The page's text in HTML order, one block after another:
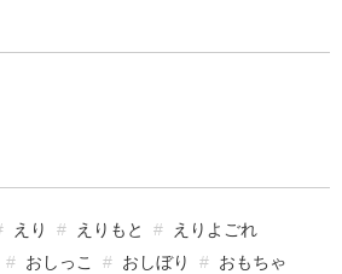
えり えりもと
えりよごれ
おしっこ おしぼり
おもちゃ